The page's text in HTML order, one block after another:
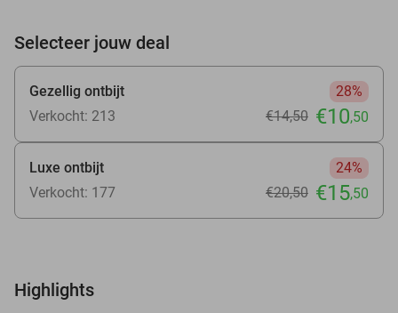
Selecteer jouw deal
Gezellig ontbijt
28%
Verkocht: 213
€14,50 €10,50
Luxe ontbijt
24%
Verkocht: 177
€20,50 €15,50
Highlights